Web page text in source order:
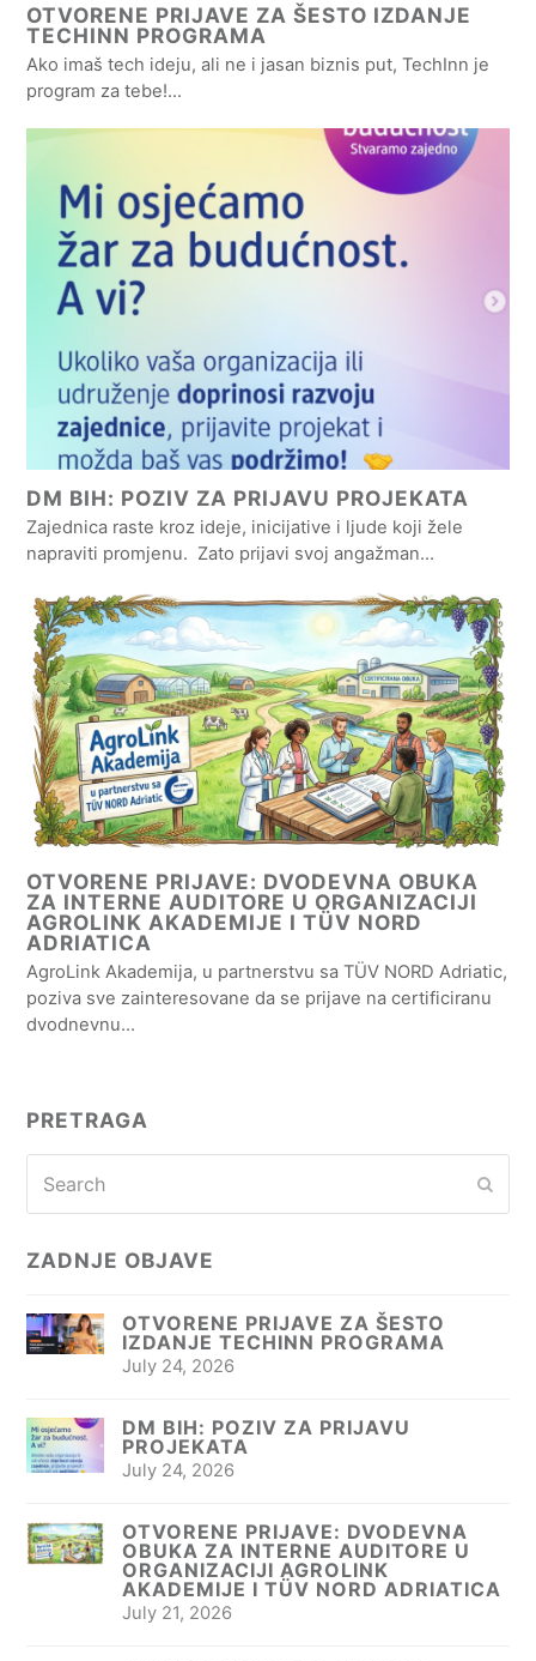
OTVORENE PRIJAVE ZA ŠESTO IZDANJE
TECHINN PROGRAMA
Ako imaš tech ideju, ali ne i jasan biznis put, TechInn je
program za tebe!…
DM BIH: POZIV ZA PRIJAVU PROJEKATA
Zajednica raste kroz ideje, inicijative i ljude koji žele
napraviti promjenu. Zato prijavi svoj angažman…
OTVORENE PRIJAVE: DVODEVNA OBUKA
ZA INTERNE AUDITORE U ORGANIZACIJI
AGROLINK AKADEMIJE I TÜV NORD
ADRIATICA
AgroLink Akademija, u partnerstvu sa TÜV NORD Adriatic,
poziva sve zainteresovane da se prijave na certificiranu
dvodnevnu…
PRETRAGA
ZADNJE OBJAVE
OTVORENE PRIJAVE ZA ŠESTO
IZDANJE TECHINN PROGRAMA
July 24, 2026
DM BIH: POZIV ZA PRIJAVU
PROJEKATA
July 24, 2026
OTVORENE PRIJAVE: DVODEVNA
OBUKA ZA INTERNE AUDITORE U
ORGANIZACIJI AGROLINK
AKADEMIJE I TÜV NORD ADRIATICA
July 21, 2026